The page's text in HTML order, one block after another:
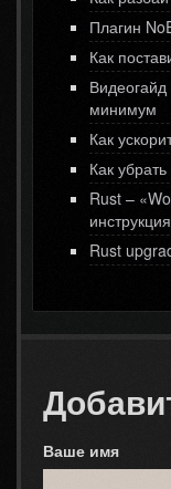
Плагин
Как
минимум
Как
Как
Rust –
инструкция
Rust
Ваше имя